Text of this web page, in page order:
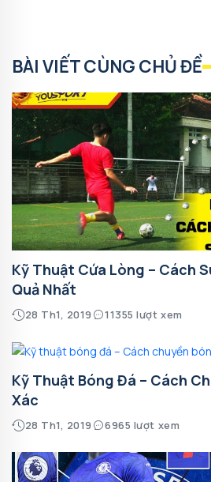
BÀI VIẾT CÙNG CHỦ ĐỀ
Kỹ Thuật Cứa Lòng – Cách
Quả Nhất
28 Th1, 2019 11355 lượt xem
Kỹ Thuật Bóng Đá – Cách
Xác
28 Th1, 2019 6965 lượt xem